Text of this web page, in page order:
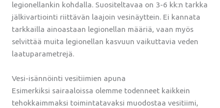
legionellankin kohdalla. Suositeltavaa on 3-6 kk:n tarkka
jälkivartiointi riittävän laajoin vesinäyttein. Ei kannata
tarkkailla ainoastaan legionellan määriä, vaan myös
selvittää muita legionellan kasvuun vaikuttavia veden
laatuparametrejä.
Vesi-isännöinti vesitiimien apuna
Esimerkiksi sairaaloissa olemme todenneet kaikkein
tehokkaimmaksi toimintatavaksi muodostaa vesitiimi,